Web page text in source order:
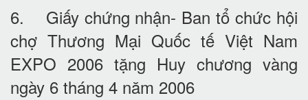
6. Giấy chứng nhận- Ban tổ chức hội
chợ Thương Mại Quốc tế Việt Nam
EXPO 2006 tặng Huy chương vàng
ngày 6 tháng 4 năm 2006